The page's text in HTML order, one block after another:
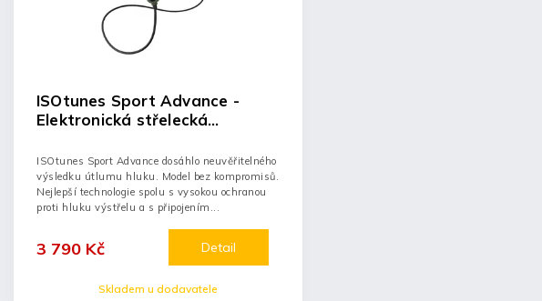
ISOtunes Sport Advance -
Elektronická střelecká
Skladem u dodavatele
3 790 Kč Detail
ISOtunes Sport Advance dosáhlo neuvěřitelného
výsledku útlumu hluku. Model bez kompromisů.
Nejlepší technologie spolu s vysokou ochranou
proti hluku výstřelu a s připojením...